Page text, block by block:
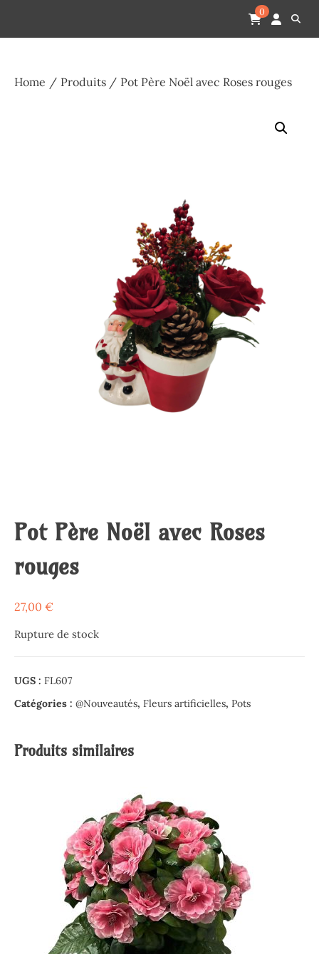
content
Espace Funéraire Michel Gardechaux
0
Home Produits Pot Père Noël avec Roses rouges
Pot Père Noël avec Roses
rouges
27,00 €
Rupture de stock
UGS : FL607
Catégories : @Nouveautés, Fleurs artificielles, Pots
Produits similaires